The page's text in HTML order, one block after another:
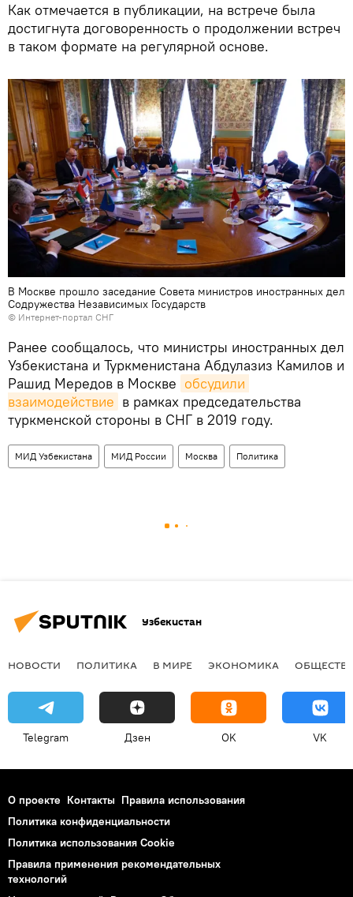
Как отмечается в публикации, на встрече была
достигнута договоренность о продолжении встреч
в таком формате на регулярной основе.
В Москве прошло заседание Совета министров иностранных дел
Содружества Независимых Государств
© Интернет-портал СНГ
Ранее сообщалось, что министры иностранных дел
Узбекистана и Туркменистана Абдулазиз Камилов и
Рашид Мередов в Москве обсудили
взаимодействие в рамках председательства
туркменской стороны в СНГ в 2019 году.
МИД Узбекистана МИД России Москва Политика
Узбекистан
НОВОСТИ ПОЛИТИКА В МИРЕ ЭКОНОМИКА
Telegram Дзен OK VK
О проекте Контакты Правила использования
Политика конфиденциальности
Политика использования Cookie
Правила применения рекомендательных
технологий